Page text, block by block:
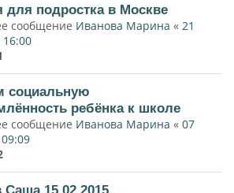
для подростка в Москве
сообщение Иванова Марина « 21
16:00
социальную
ребёнка к школе
сообщение Иванова Марина « 07
Саша 15.02.2015